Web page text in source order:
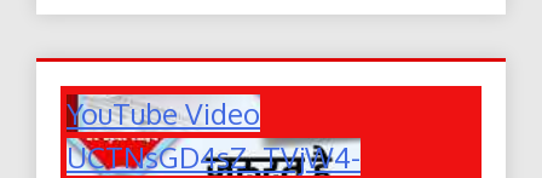
YouTube Video
UCTNsGD4sZ_TVjW4-